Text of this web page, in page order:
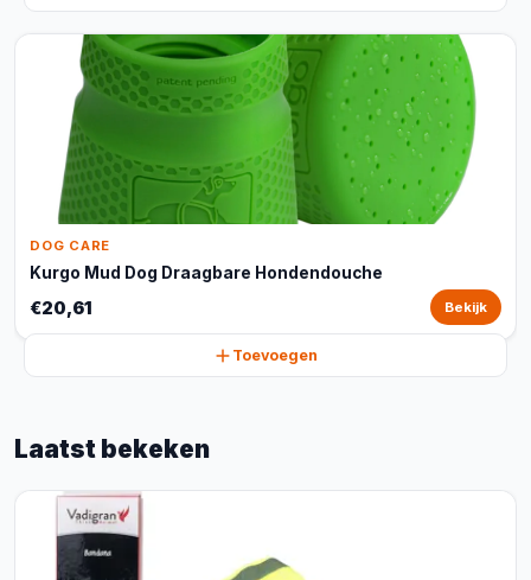
DOG CARE
Kurgo Mud Dog Draagbare Hondendouche
€20,61 Bekijk
Toevoegen
Laatst bekeken